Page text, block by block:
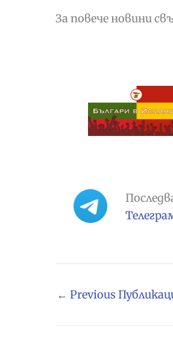
За повече новини
← Previous